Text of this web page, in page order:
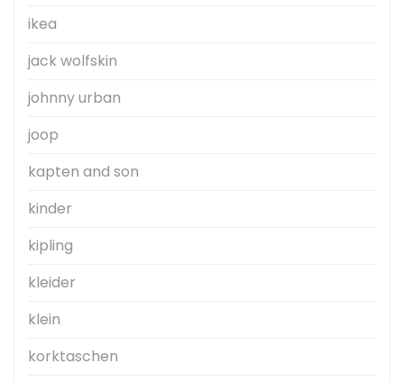
ikea
jack wolfskin
johnny urban
joop
kapten and son
kinder
kipling
kleider
klein
korktaschen